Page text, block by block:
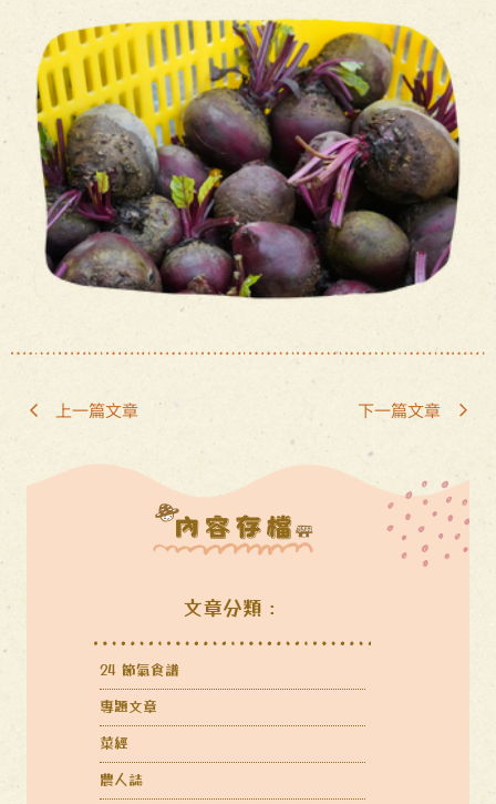
上一篇文章 下一篇文章
文章分類：
24 節氣食譜
專題文章
菜經
農人誌